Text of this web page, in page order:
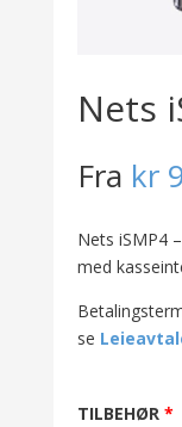
Nets
Fra kr
Nets iSMP4
med
se
TILBEHØR